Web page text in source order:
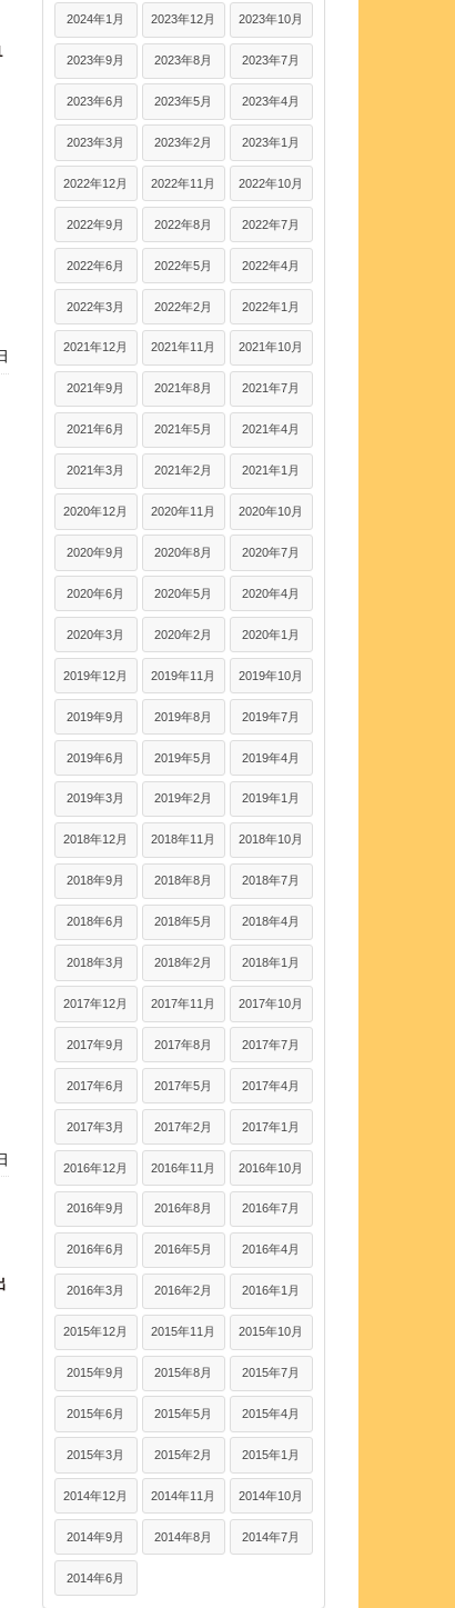
2024年1月 2023年12月 2023年10月
2023年9月 2023年8月 2023年7月
2023年6月 2023年5月 2023年4月
2023年3月 2023年2月 2023年1月
2022年12月 2022年11月 2022年10月
2022年9月 2022年8月 2022年7月
2022年6月 2022年5月 2022年4月
2022年3月 2022年2月 2022年1月
2021年12月 2021年11月 2021年10月
2021年9月 2021年8月 2021年7月
2021年6月 2021年5月 2021年4月
2021年3月 2021年2月 2021年1月
2020年12月 2020年11月 2020年10月
2020年9月 2020年8月 2020年7月
2020年6月 2020年5月 2020年4月
2020年3月 2020年2月 2020年1月
2019年12月 2019年11月 2019年10月
2019年9月 2019年8月 2019年7月
2019年6月 2019年5月 2019年4月
2019年3月 2019年2月 2019年1月
2018年12月 2018年11月 2018年10月
2018年9月 2018年8月 2018年7月
2018年6月 2018年5月 2018年4月
2018年3月 2018年2月 2018年1月
2017年12月 2017年11月 2017年10月
2017年9月 2017年8月 2017年7月
2017年6月 2017年5月 2017年4月
2017年3月 2017年2月 2017年1月
2016年12月 2016年11月 2016年10月
2016年9月 2016年8月 2016年7月
2016年6月 2016年5月 2016年4月
2016年3月 2016年2月 2016年1月
2015年12月 2015年11月 2015年10月
2015年9月 2015年8月 2015年7月
2015年6月 2015年5月 2015年4月
2015年3月 2015年2月 2015年1月
2014年12月 2014年11月 2014年10月
2014年9月 2014年8月 2014年7月
2014年6月